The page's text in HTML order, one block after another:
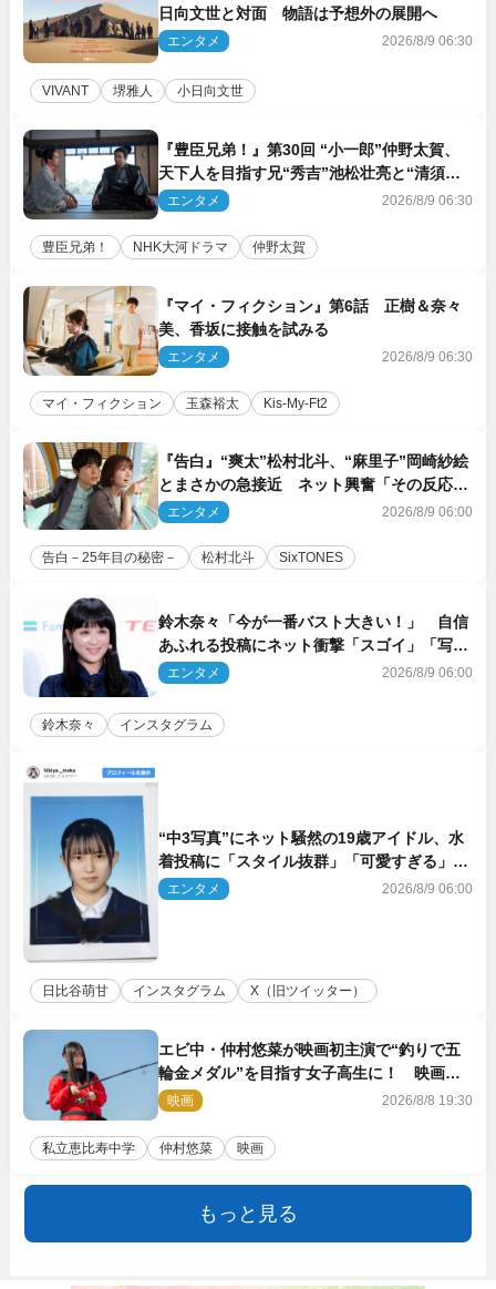
日向文世と対面 物語は予想外の展開へ
エンタメ 2026/8/9 06:30
VIVANT 堺雅人 小日向文世
『豊臣兄弟！』第30回 “小一郎”仲野太賀、
天下人を目指す兄“秀吉”池松壮亮と“清須会
議”へ
エンタメ 2026/8/9 06:30
豊臣兄弟！ NHK大河ドラマ 仲野太賀
『マイ・フィクション』第6話 正樹＆奈々
美、香坂に接触を試みる
エンタメ 2026/8/9 06:30
マイ・フィクション 玉森裕太 Kis‐My‐Ft2
『告白』“爽太”松村北斗、“麻里子”岡崎紗絵
とまさかの急接近 ネット興奮「その反応
は」「いいの!?」（ネタバレあり）
エンタメ 2026/8/9 06:00
告白－25年目の秘密－ 松村北斗 SixTONES
鈴木奈々「今が一番バスト大きい！」 自信
あふれる投稿にネット衝撃「スゴイ」「写真
集を出して欲しい」
エンタメ 2026/8/9 06:00
鈴木奈々 インスタグラム
“中3写真”にネット騒然の19歳アイドル、水
着投稿に「スタイル抜群」「可愛すぎる」と
絶賛の声
エンタメ 2026/8/9 06:00
日比谷萌甘 インスタグラム X（旧ツイッター）
エビ中・仲村悠菜が映画初主演で“釣りで五
輪金メダル”を目指す女子高生に！ 映画
『つりこまち』今秋公開
映画 2026/8/8 19:30
私立恵比寿中学 仲村悠菜 映画
もっと見る